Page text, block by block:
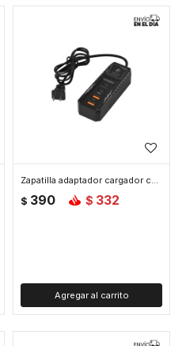
Zapatilla adaptador cargador con enchufe y puertos USB x2 y tipo C x2 - Negro
$ 390 $ 332